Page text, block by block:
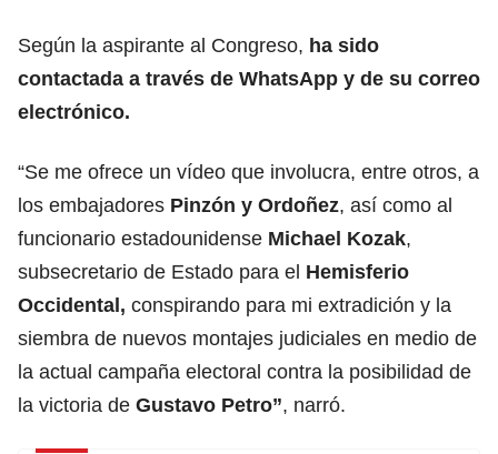
Según la aspirante al Congreso, ha sido
contactada a través de WhatsApp y de su correo
electrónico.
“Se me ofrece un vídeo que involucra, entre otros, a
los embajadores Pinzón y Ordoñez, así como al
funcionario estadounidense Michael Kozak,
subsecretario de Estado para el Hemisferio
Occidental, conspirando para mi extradición y la
siembra de nuevos montajes judiciales en medio de
la actual campaña electoral contra la posibilidad de
la victoria de Gustavo Petro”, narró.